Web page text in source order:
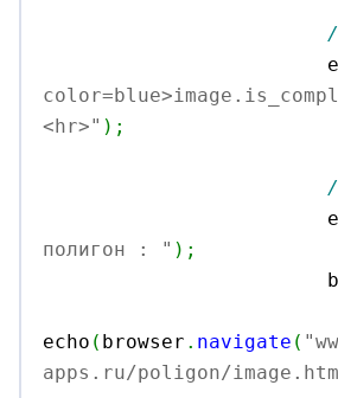
<hr>" ) ;
полигон : " ) ;
echo ( browser . navigate (
apps.ru/poligon/